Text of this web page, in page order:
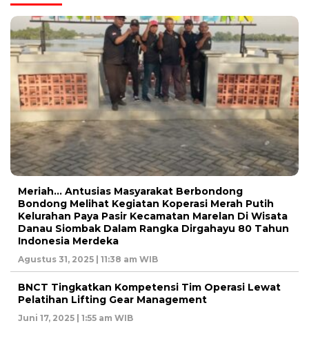
Meriah… Antusias Masyarakat Berbondong
Bondong Melihat Kegiatan Koperasi Merah Putih
Kelurahan Paya Pasir Kecamatan Marelan Di Wisata
Danau Siombak Dalam Rangka Dirgahayu 80 Tahun
Indonesia Merdeka
Agustus 31, 2025 | 11:38 am WIB
BNCT Tingkatkan Kompetensi Tim Operasi Lewat
Pelatihan Lifting Gear Management
Juni 17, 2025 | 1:55 am WIB